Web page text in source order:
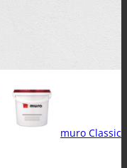
muro Classic